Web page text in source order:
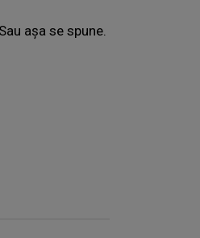
așa se spune.